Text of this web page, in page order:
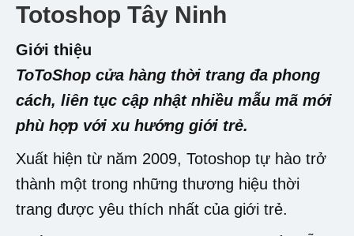
Totoshop Tây Ninh
Giới thiệu
ToToShop cửa hàng thời trang đa phong
cách, liên tục cập nhật nhiều mẫu mã mới
phù hợp với xu hướng giới trẻ.
Xuất hiện từ năm 2009, Totoshop tự hào trở
thành một trong những thương hiệu thời
trang được yêu thích nhất của giới trẻ.